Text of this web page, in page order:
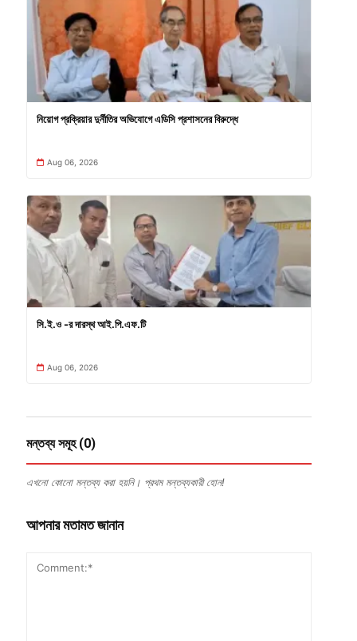
নিয়োগ প্রক্রিয়ার দুর্নীতির অভিযোগে এডিসি প্রশাসনের বিরুদ্ধে
Aug 06, 2026
সি.ই.ও -র দারস্থ আই.পি.এফ.টি
Aug 06, 2026
মন্তব্য সমূহ (0)
এখনো কোনো মন্তব্য করা হয়নি। প্রথম মন্তব্যকারী হোন!
আপনার মতামত জানান